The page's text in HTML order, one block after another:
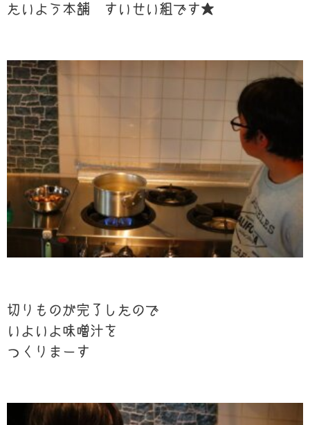
たいよう本舗 すいせい組です★
切りものが完了したので
いよいよ味噌汁を
つくりまーす